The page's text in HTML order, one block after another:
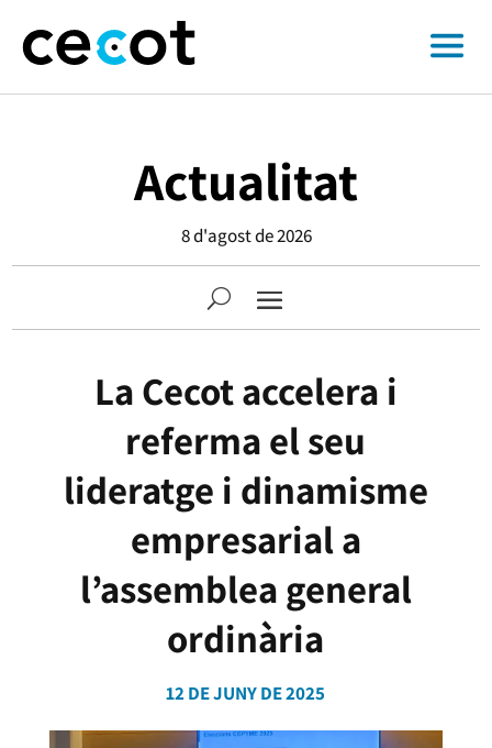
Actualitat
8 d'agost de 2026
La Cecot accelera i
referma el seu
lideratge i dinamisme
empresarial a
l’assemblea general
ordinària
12 DE JUNY DE 2025